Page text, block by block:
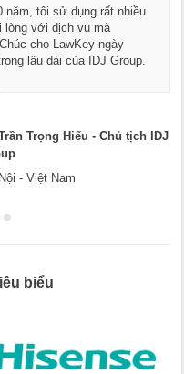
năm, tôi sử dụng rất nhiều
lòng với dịch vụ mà
cho LawKey ngày
lâu dài của IDJ Group.
Trọng Hiếu - Chủ tịch IDJ
- Việt Nam
biểu